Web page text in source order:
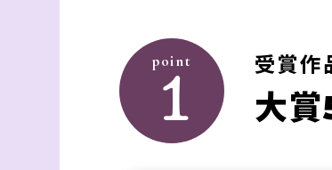
point
１
受賞作
大賞